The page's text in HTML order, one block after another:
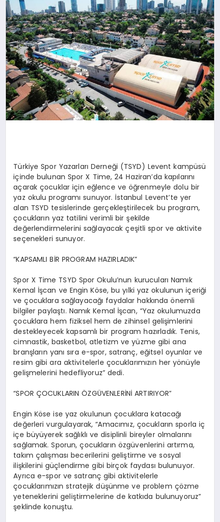
Türkiye Spor Yazarları Derneği (TSYD) Levent kampüsü
içinde bulunan Spor X Time, 24 Haziran’da kapılarını
açarak çocuklar için eğlence ve öğrenmeyle dolu bir
yaz okulu programı sunuyor. İstanbul Levent’te yer
alan TSYD tesislerinde gerçekleştirilecek bu program,
çocukların yaz tatilini verimli bir şekilde
değerlendirmelerini sağlayacak çeşitli spor ve aktivite
seçenekleri sunuyor.
“KAPSAMLI BİR PROGRAM HAZIRLADIK”
Spor X Time TSYD Spor Okulu’nun kurucuları Namık
Kemal İşcan ve Engin Köse, bu yılki yaz okulunun içeriği
ve çocuklara sağlayacağı faydalar hakkında önemli
bilgiler paylaştı. Namık Kemal İşcan, “Yaz okulumuzda
çocuklara hem fiziksel hem de zihinsel gelişimlerini
destekleyecek kapsamlı bir program hazırladık. Tenis,
cimnastik, basketbol, atletizm ve yüzme gibi ana
branşların yanı sıra e-spor, satranç, eğitsel oyunlar ve
resim gibi ara aktivitelerle çocuklarımızın her yönüyle
gelişmelerini hedefliyoruz” dedi.
“SPOR ÇOCUKLARIN ÖZGÜVENLERİNİ ARTIRIYOR”
Engin Köse ise yaz okulunun çocuklara katacağı
değerleri vurgulayarak, “Amacımız, çocukların sporla iç
içe büyüyerek sağlıklı ve disiplinli bireyler olmalarını
sağlamak. Sporun, çocukların özgüvenlerini artırma,
takım çalışması becerilerini geliştirme ve sosyal
ilişkilerini güçlendirme gibi birçok faydası bulunuyor.
Ayrıca e-spor ve satranç gibi aktivitelerle
çocuklarımızın stratejik düşünme ve problem çözme
yeteneklerini geliştirmelerine de katkıda bulunuyoruz”
şeklinde konuştu.